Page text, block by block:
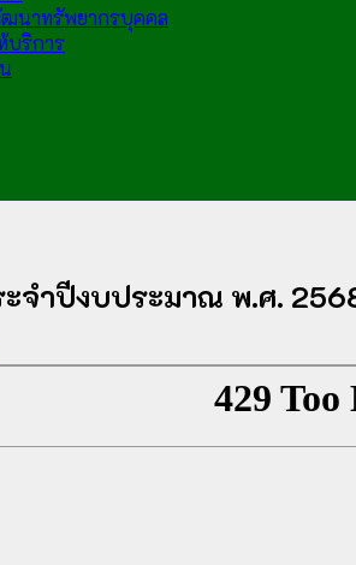
นาทรัพยากรบุคคล
บริการ
จำปีงบประมาณ พ.ศ.